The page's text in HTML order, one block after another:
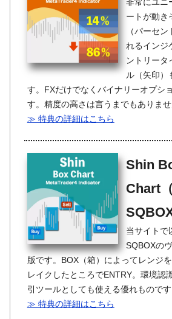
非常にユニ
ートが動き
（パーセ
れるインジ
ントリータ
ル（矢印）
す。FXだけでなくバイナリーオプシ
す。精度の高さは言うまでもありませ
≫ 特典の詳細はこちら
Shin
Chart
SQBOX
当サイトで
SQBOXの
版です。BOX（箱）によってレンジ
レイクしたところでENTRY。環境認
引ツールとしても使える優れものです
≫ 特典の詳細はこちら